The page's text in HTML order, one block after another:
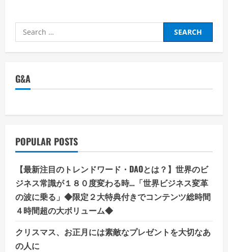
オ
プ
ラ
新
能
引
き
出
「自
然
と
科
学
の
融
合
で、
頭
皮
Search
for:
G&A
POPULAR POSTS
【最新注目のトレンドワード・DAOとは？】世界のビ
ジネス常識が１８０度変わる時…「世界ビジネス変革
の波に乗る」◆限定２大特典付きでコンテンツ総時間
４時間超の大ボリューム◆
クリスマス、お正月には素敵なプレゼントを大切なあ
の人に